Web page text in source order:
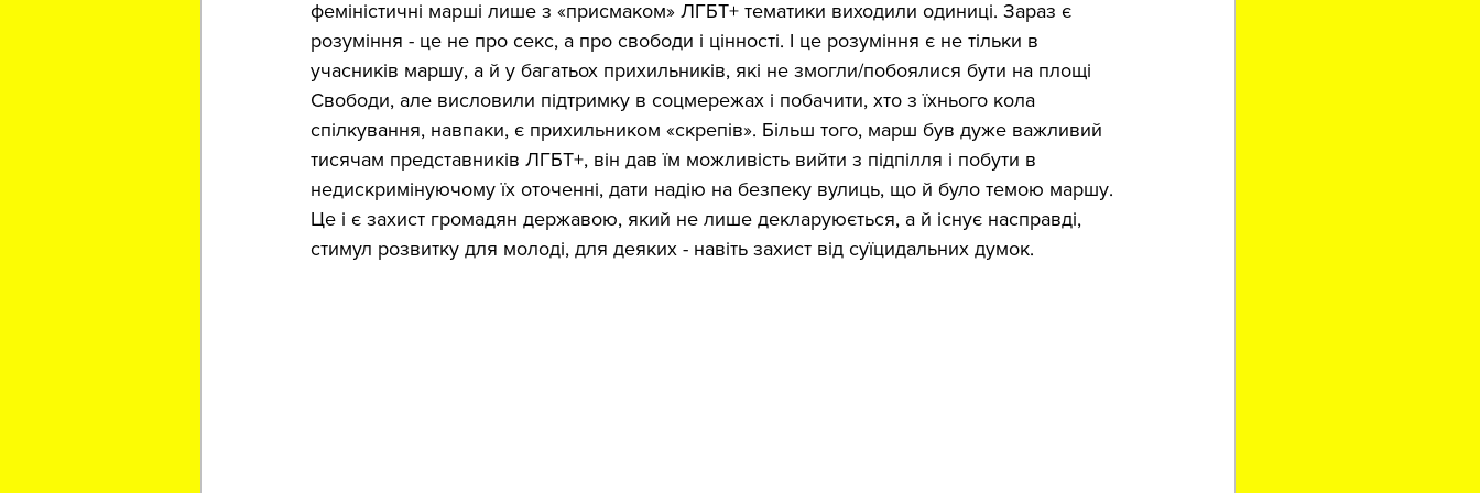
феміністичні марші лише з «присмаком» ЛГБТ+ тематики виходили одиниці. Зараз є
розуміння - це не про секс, а про свободи і цінності. І це розуміння є не тільки в
учасників маршу, а й у багатьох прихильників, які не змогли/побоялися бути на площі
Свободи, але висловили підтримку в соцмережах і побачити, хто з їхнього кола
спілкування, навпаки, є прихильником «скрепів». Більш того, марш був дуже важливий
тисячам представників ЛГБТ+, він дав їм можливість вийти з підпілля і побути в
недискримінуючому їх оточенні, дати надію на безпеку вулиць, що й було темою маршу.
Це і є захист громадян державою, який не лише декларуюється, а й існує насправді,
стимул розвитку для молоді, для деяких - навіть захист від суїцидальних думок.